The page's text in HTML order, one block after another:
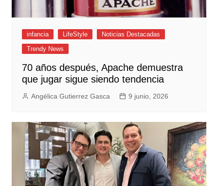
infancia LifeStyle
Noticias Destacadas
Trendy News
70 años después, Apache demuestra
que jugar sigue siendo tendencia
Angélica Gutierrez Gasca 9 junio, 2026